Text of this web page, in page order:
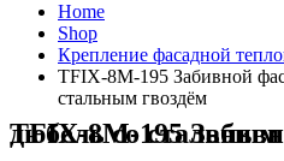
Home
Shop
Крепление фасадной
TFIX-8M-195 Забивной
стальным гвоздём
TFIX-8M-195 Забивной фасадный дюбель со